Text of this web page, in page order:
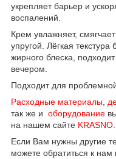
укрепляет барьер и
воспалений.
Крем увлажняет,
упругой. Лёгкая
жирного блеска,
вечером.
Подходит для
Расходные материалы
так же и оборудование
на нашем сайте
Если Вам нужны другие
можете обратиться к